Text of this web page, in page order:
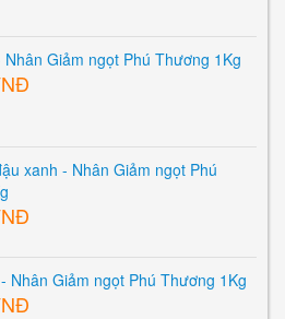
Giảm ngọt Phú Thương 1Kg
xanh - Nhân Giảm ngọt Phú
Nhân Giảm ngọt Phú Thương 1Kg